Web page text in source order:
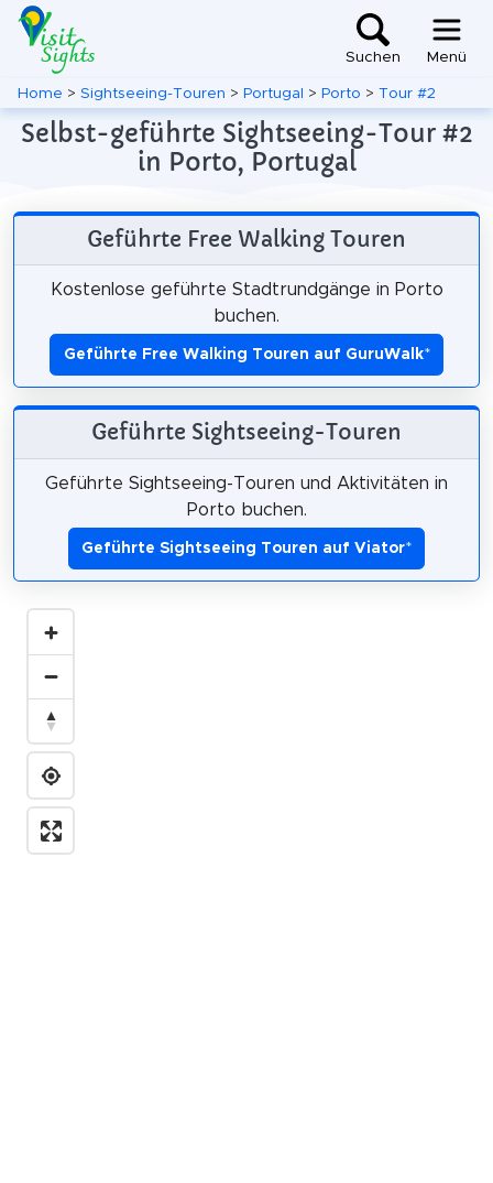
Suchen Menü
Home > Sightseeing-Touren > Portugal > Porto > Tour #2
Selbst-geführte Sightseeing-Tour #2
in Porto, Portugal
Geführte Free Walking Touren
Kostenlose geführte Stadtrundgänge in Porto
buchen.
Geführte Free Walking Touren auf GuruWalk*
Geführte Sightseeing-Touren
Geführte Sightseeing-Touren und Aktivitäten in
Porto buchen.
Geführte Sightseeing Touren auf Viator*